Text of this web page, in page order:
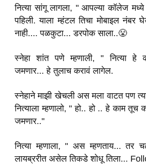
नित्या सांगू लागला, " आपल्या कॉलेज
पहिली. याला म्हंटल तिचा मोबाइल
नाही.... पळकुटा... डरपोक साला..😤
स्नेहा शांत पणे म्हणाली, " नित्या हे
जमणार... हे तुलाच करावं लागेल.
स्नेहाने माझी खेचली अस मला वाटत पण
नित्याला म्हणालो, " हो.. हो .. हे काम तूच
जमणार.."
नित्या म्हणाला, " अस म्हणताय... तर
लायब्ररीत असेल तिकडे शोधू तिला...